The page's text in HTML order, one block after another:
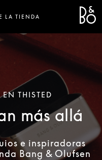
LA TIENDA
EN THISTED
más allá
e inspiradoras
Bang & Olufsen